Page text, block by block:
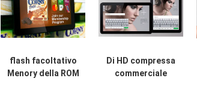
flash facoltativo
Menory della ROM
Di HD compressa
commerciale